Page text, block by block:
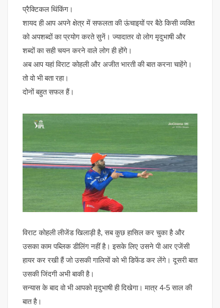
प्रैक्टिकल थिंकिंग।
शायद ही आप अपने क्षेत्र में सफलता की ऊंचाइयों पर बैठे किसी व्यक्ति
को अपशब्दों का प्रयोग करते सुनें। ज्यादातर वो लोग मृदुभाषी और
शब्दों का सही चयन करने वाले लोग ही होंगे।
अब आप यहां विराट कोहली और अजीत भारती की बात करना चाहेंगे।
तो वो भी बता रहा।
दोनों बहुत सफल हैं।
विराट कोहली लीजेंड खिलाड़ी है, सब कुछ हासिल कर चुका है और
उसका काम पब्लिक डीलिंग नहीं है। इसके लिए उसने पी आर एजेंसी
हायर कर रखी हैं जो उसकी गालियों को भी डिफेंड कर लेंगे। दूसरी बात
उसकी जिंदगी अभी बाकी है।
सन्यास के बाद वो भी आपको मृदुभाषी ही दिखेगा। मात्र 4-5 साल की
बात है।